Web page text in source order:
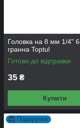
Головка на 8 мм 1/4"
гранна Toptul
Готово до відправки
35 ₴
Купити
Подарунок